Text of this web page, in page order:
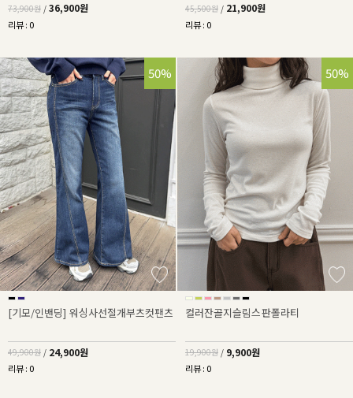
73,900원 / 36,900원
리뷰 : 0
45,500원 / 21,900원
리뷰 : 0
50%
[기모/인밴딩] 워싱사선절개부츠컷팬츠
49,900원 / 24,900원
리뷰 : 0
50%
컬러잔골지슬림스판폴라티
19,900원 / 9,900원
리뷰 : 0